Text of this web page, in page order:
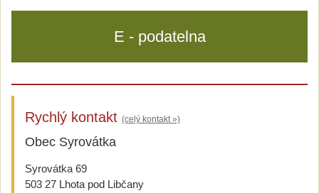
E - podatelna
Rychlý kontakt (celý kontakt »)
Obec Syrovátka
Syrovátka 69
503 27 Lhota pod Libčany